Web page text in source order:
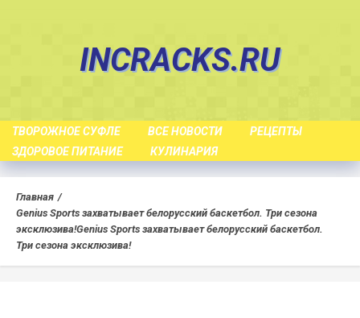
INCRACKS.RU
ТВОРОЖНОЕ СУФЛЕ ВСЕ НОВОСТИ
РЕЦЕПТЫ
ЗДОРОВОЕ ПИТАНИЕ
КУЛИНАРИЯ
Главная
Genius Sports захватывает белорусский баскетбол. Три сезона
эксклюзива!Genius Sports захватывает белорусский баскетбол.
Три сезона эксклюзива!